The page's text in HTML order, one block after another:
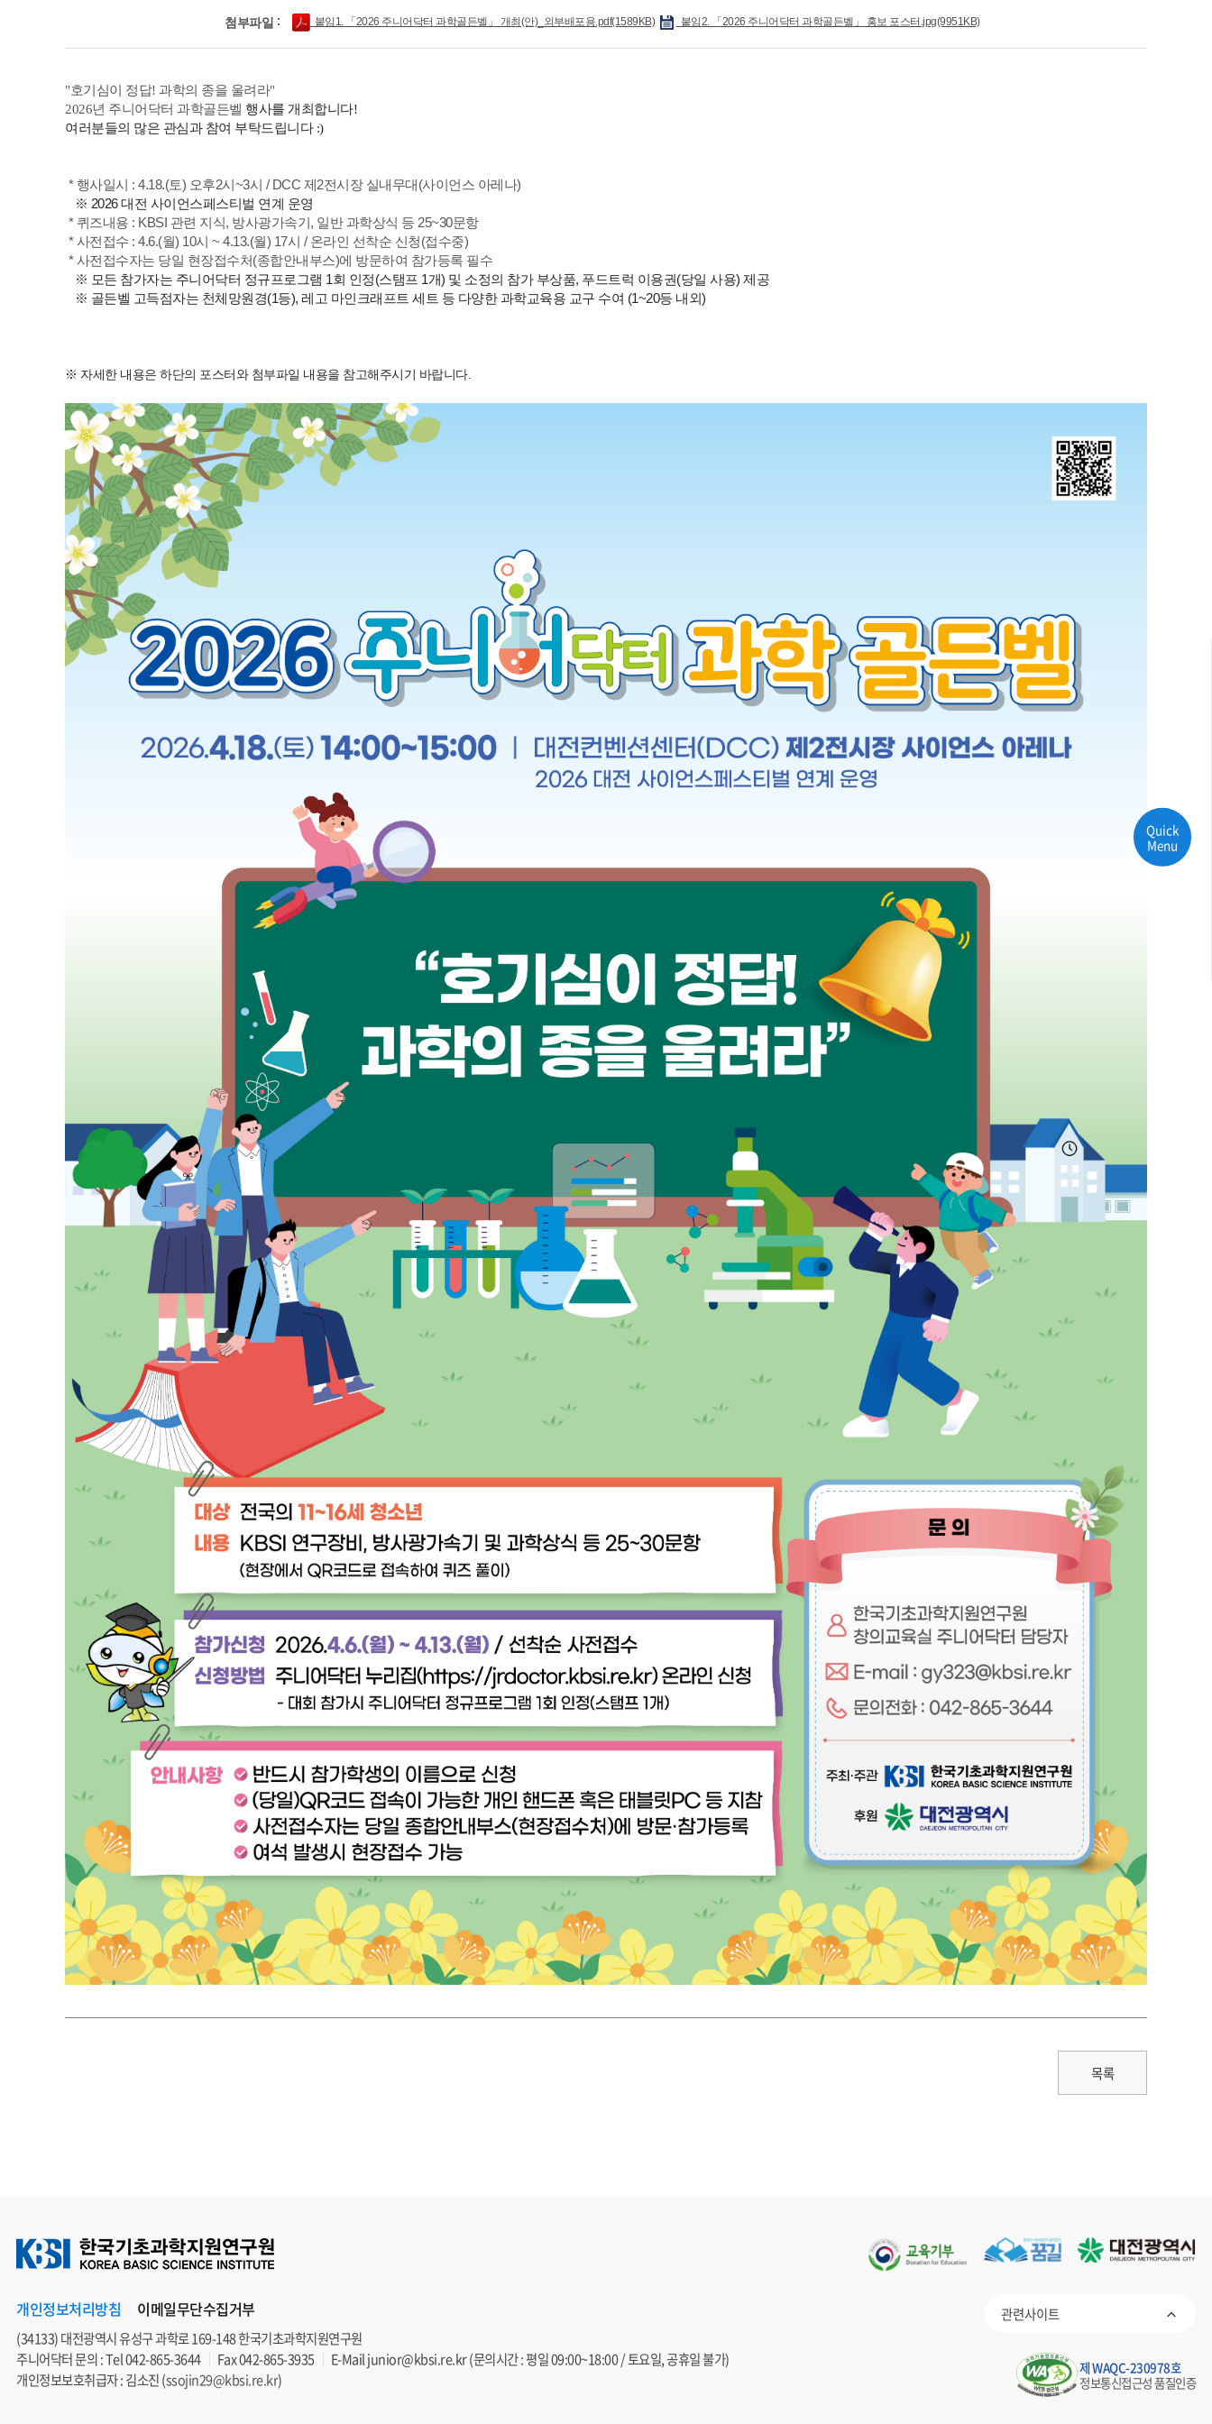
첨부파일 붙임1. 「2026 주니어닥터 과학골든벨」 개최(안)_외부배포용.pdf(1589KB) 붙임2. 「2026 주니어닥터 과학골든벨」 홍보 포스터.jpg(9951KB)
"호기심이 정답! 과학의 종을 울려라"
2026년 주니어닥터 과학골든벨 행사를 개최합니다!
여러분들의 많은 관심과 참여 부탁드립니다 :)
* 행사일시 : 4.18.(토) 오후2시~3시 / DCC 제2전시장 실내무대(사이언스 아레나)
※ 2026 대전 사이언스페스티벌 연계 운영
* 퀴즈내용 : KBSI 관련 지식, 방사광가속기, 일반 과학상식 등 25~30문항
* 사전접수 : 4.6.(월) 10시 ~ 4.13.(월) 17시 / 온라인 선착순 신청(접수중)
* 사전접수자는 당일 현장접수처(종합안내부스)에 방문하여 참가등록 필수
※ 모든 참가자는 주니어닥터 정규프로그램 1회 인정(스탬프 1개) 및 소정의 참가 부상품, 푸드트럭 이용권(당일 사용) 제공
※ 골든벨 고득점자는 천체망원경(1등), 레고 마인크래프트 세트 등 다양한 과학교육용 교구 수여 (1~20등 내외)
※ 자세한 내용은 하단의 포스터와 첨부파일 내용을 참고해주시기 바랍니다.
목록
개인정보처리방침 이메일무단수집거부
(34133) 대전광역시 유성구 과학로 169-148 한국기초과학지원연구원
주니어닥터 문의 : Tel042-865-3644 Fax 042-865-3935 E-Mailjunior@kbsi.re.kr(문의시간 : 평일 09:00~18:00 / 토요일, 공휴일 불가)
개인정보보호취급자 : 김소진 (ssojin29@kbsi.re.kr)
관련사이트
제 WAQC-230978호
정보통신접근성 품질인증
Quick
Menu